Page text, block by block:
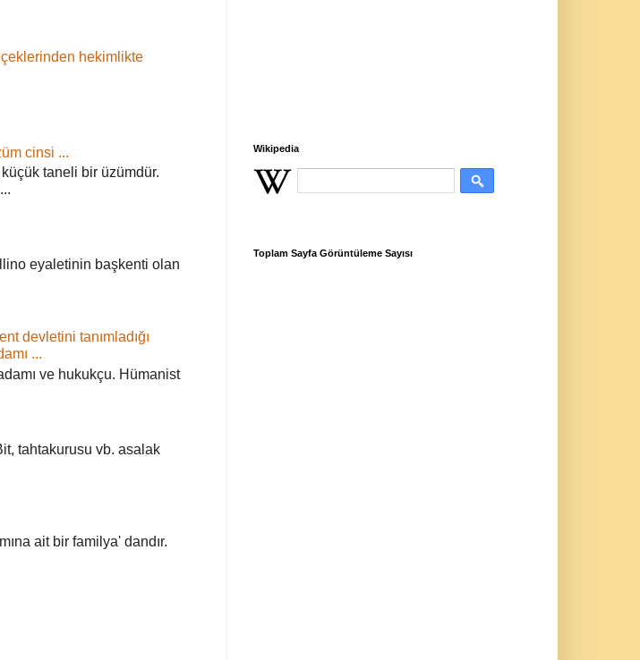
hekimlikte
cinsi ...
taneli bir üzümdür.
eyaletinin başkenti olan
devletini tanımladığı
...
ve hukukçu. Hümanist
tahtakurusu vb. asalak
ait bir familya' dandır.
Wikipedia
Toplam Sayfa Görüntüleme Sayısı